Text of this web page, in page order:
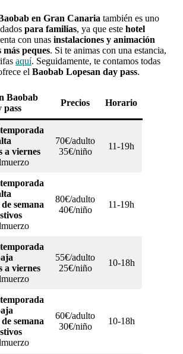
en Gran Canaria también es uno
para familias, ya que este hotel
con unas instalaciones y animación
peques. Si te animas con una estancia,
aquí. Seguidamente, te contamos todas
el Baobab Lopesan day pass.
Baobab
pass
Precios Horario
a viernes
70€/adulto
35€/niño
11-19h
semana
80€/adulto
40€/niño
11-19h
a viernes
55€/adulto
25€/niño
10-18h
semana
60€/adulto
30€/niño
10-18h